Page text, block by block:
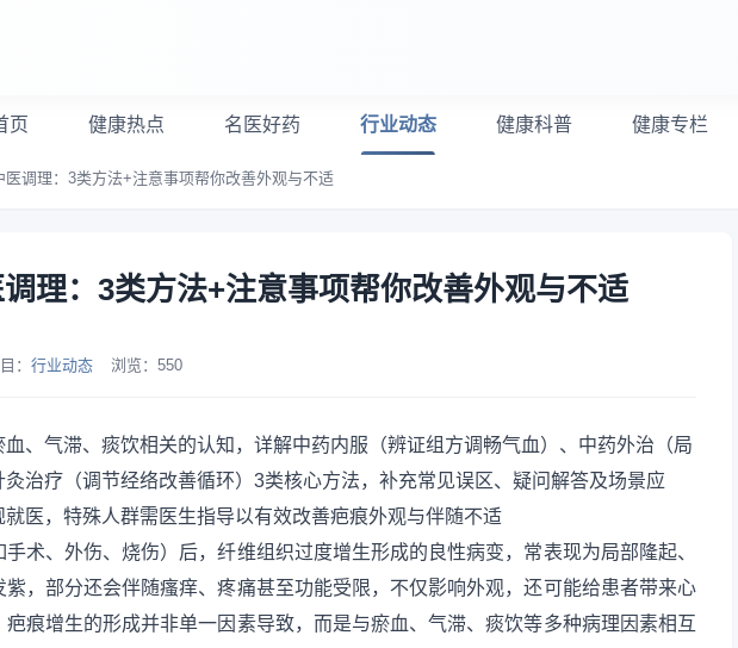
页 健康热点 名医好药 行业动态 健康科普 健康专栏
医调理：3类方法+注意事项帮你改善外观与不适
理：3类方法+注意事项帮你改善外观与不适
： 行业动态 浏览： 550
、气滞、痰饮相关的认知，详解中药内服（辨证组方调畅气血）、中药外治（局
治疗（调节经络改善循环）3类核心方法，补充常见误区、疑问解答及场景应
医，特殊人群需医生指导以有效改善疤痕外观与伴随不适
术、外伤、烧伤）后，纤维组织过度增生形成的良性病变，常表现为局部隆起、
，部分还会伴随瘙痒、疼痛甚至功能受限，不仅影响外观，还可能给患者带来心
痕增生的形成并非单一因素导致，而是与瘀血、气滞、痰饮等多种病理因素相互